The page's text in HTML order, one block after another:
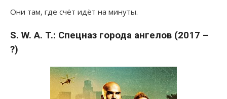
Они там, где счёт идёт на минуты.
S. W. A. T.: Спецназ города ангелов (2017 –
?)